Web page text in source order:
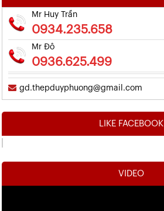
Mr Huy Trần
0934.235.658
Mr Đô
0936.625.499
gd.thepduyphuong@gmail.com
LIKE FACEBOOK
VIDEO